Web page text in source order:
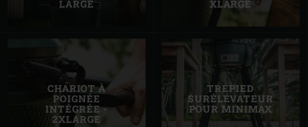
LARGE XLARGE
CHARIOT À
POIGNÉE
INTÉGRÉE -
2XLARGE
TRÉPIED
SURÉLÉVATEUR
POUR MINIMAX